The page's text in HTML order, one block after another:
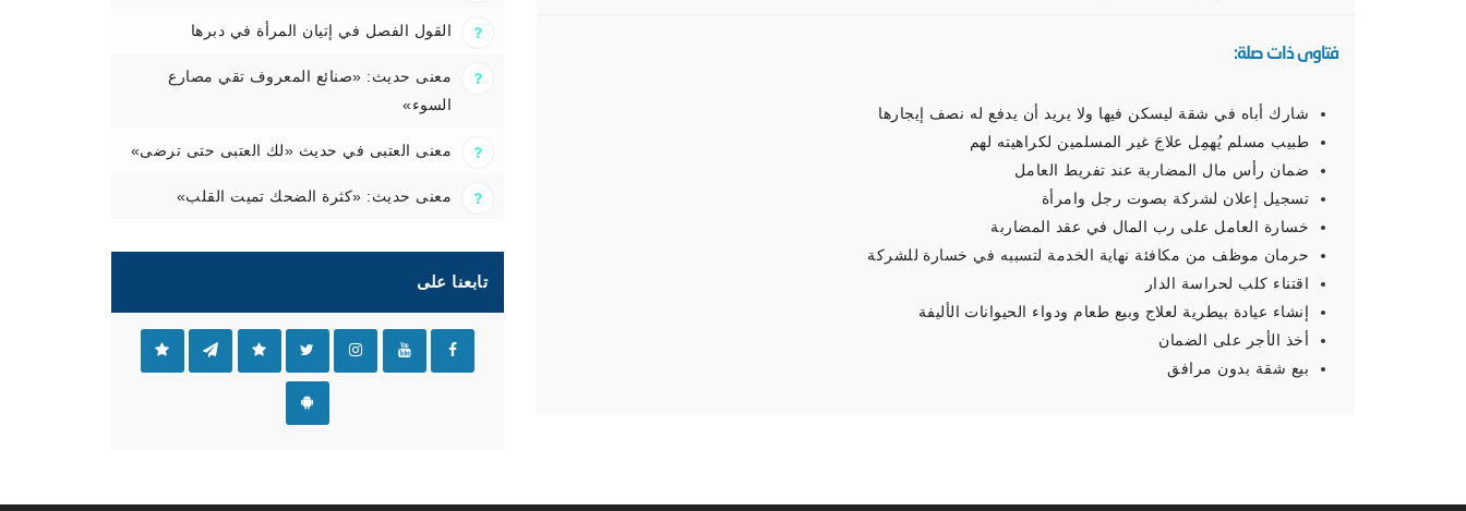
فتاوى ذات صلة:
شارك أباه في شقة ليسكن فيها ولا يريد أن يدفع له نصف إيجارها
طبيب مسلم يُهمِل علاجَ غير المسلمين لكراهيته لهم
ضمان رأس مال المضاربة عند تفريط العامل
تسجيل إعلان لشركة بصوت رجل وامرأة
خسارة العامل على رب المال في عقد المضاربة
حرمان موظف من مكافئة نهاية الخدمة لتسببه في خسارة للشركة
اقتناء كلب لحراسة الدار
إنشاء عيادة بيطرية لعلاج وبيع طعام ودواء الحيوانات الأليفة
أخذ الأجر على الضمان
بيع شقة بدون مرافق
القول الفصل في إتيان المرأة في دبرها
معنى حديث: «صنائع المعروف تقي مصارع
السوء»
معنى العتبى في حديث «لك العتبى حتى ترضى»
معنى حديث: «كثرة الضحك تميت القلب»
تابعنا على